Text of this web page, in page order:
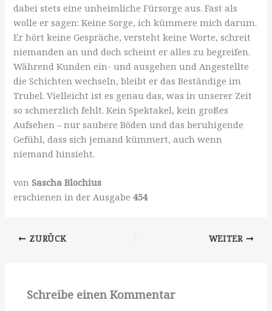
dabei stets eine unheimliche Fürsorge aus. Fast als
wolle er sagen: Keine Sorge, ich kümmere mich darum.
Er hört keine Gespräche, versteht keine Worte, schreit
niemanden an und doch scheint er alles zu begreifen.
Während Kunden ein- und ausgehen und Angestellte
die Schichten wechseln, bleibt er das Beständige im
Trubel. Vielleicht ist es genau das, was in unserer Zeit
so schmerzlich fehlt. Kein Spektakel, kein großes
Aufsehen – nur saubere Böden und das beruhigende
Gefühl, dass sich jemand kümmert, auch wenn
niemand hinsieht.
vonSascha Blochius
erschienen in der Ausgabe454
ZURÜCK WEITER
Schreibe einen Kommentar